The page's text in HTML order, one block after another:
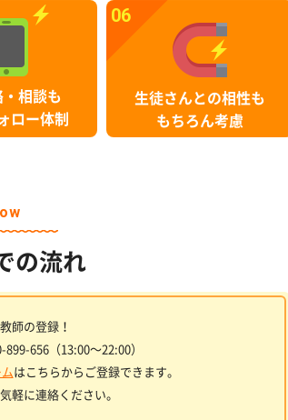
・相談も
ロー体制
06
生徒さんとの相性も
もちろん考慮
の流れ
師の登録！
899-656（13:00〜22:00）
はこちらからご登録できます。
軽に連絡ください。